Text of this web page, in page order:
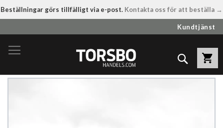
Beställningar görs tillfälligt via e-post. Kontakta oss för att beställa →
till
innehållet
Kundtjänst
Sök